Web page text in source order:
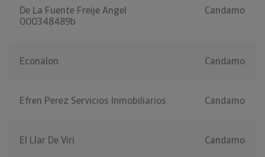
De La Fuente Freije Angel
000348489b
Candamo
Econalon Candamo
Efren Perez Servicios Inmobiliarios Candamo
El Llar De Viri Candamo